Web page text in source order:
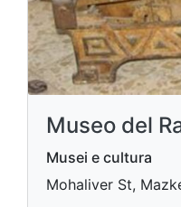
Museo del
Musei e cultura
Mohaliver St,